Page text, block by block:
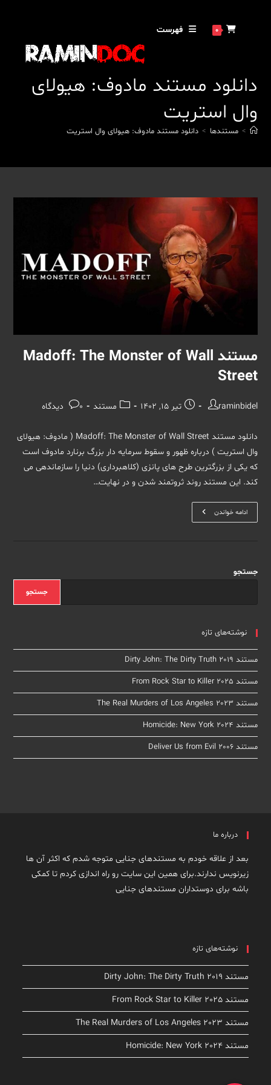
0 فهرست
دانلود مستند مادوف: هیولای
وال استریت
> مستندها > دانلود مستند مادوف: هیولای وال استریت
مستند Madoff: The Monster of Wall
Street
نویسندهٔ
raminbidel
نوشته
شده
است:
تیر 15, 1402
دسته‌مستند
نظرات
0 دیدگاه
دانلود مستند Madoff: The Monster of Wall Street ( مادوف: هیولای
وال استریت ) درباره ظهور و سقوط سرمایه دار بزرگ برنارد مادوف است
که یکی از بزرگترین طرح های پانزی (کلاهبرداری) دنیا را سازماندهی می
کند. این مستند روند ثروتمند شدن و در نهایت…
ادامه خواندنمستند
Madoff:
جستجو
جستجو
نوشته‌های تازه
مستند Dirty John: The Dirty Truth 2019
مستند From Rock Star to Killer 2025
مستند The Real Murders of Los Angeles 2023
مستند Homicide: New York 2024
مستند Deliver Us from Evil 2006
درباره ما
بعد از علاقه خودم به مستندهای جنایی متوجه شدم که اکثر آن ها
زیرنویس ندارند.برای همین این سایت رو راه اندازی کردم تا کمکی
باشه برای دوستداران مستندهای جنایی
نوشته‌های تازه
مستند Dirty John: The Dirty Truth 2019
مستند From Rock Star to Killer 2025
مستند The Real Murders of Los Angeles 2023
مستند Homicide: New York 2024